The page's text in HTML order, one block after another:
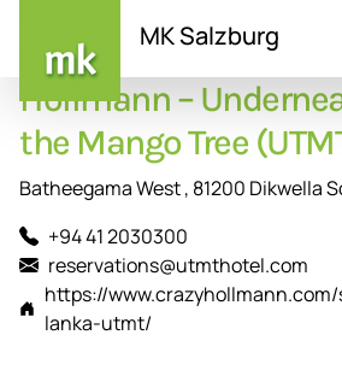
Inhalt
MK Salzburg
Hollmann –
the Mango Tree
Batheegama West , 81200 Dikwella
+94 41 2030300
reservations@utmthotel.com
https://
lanka-utmt/